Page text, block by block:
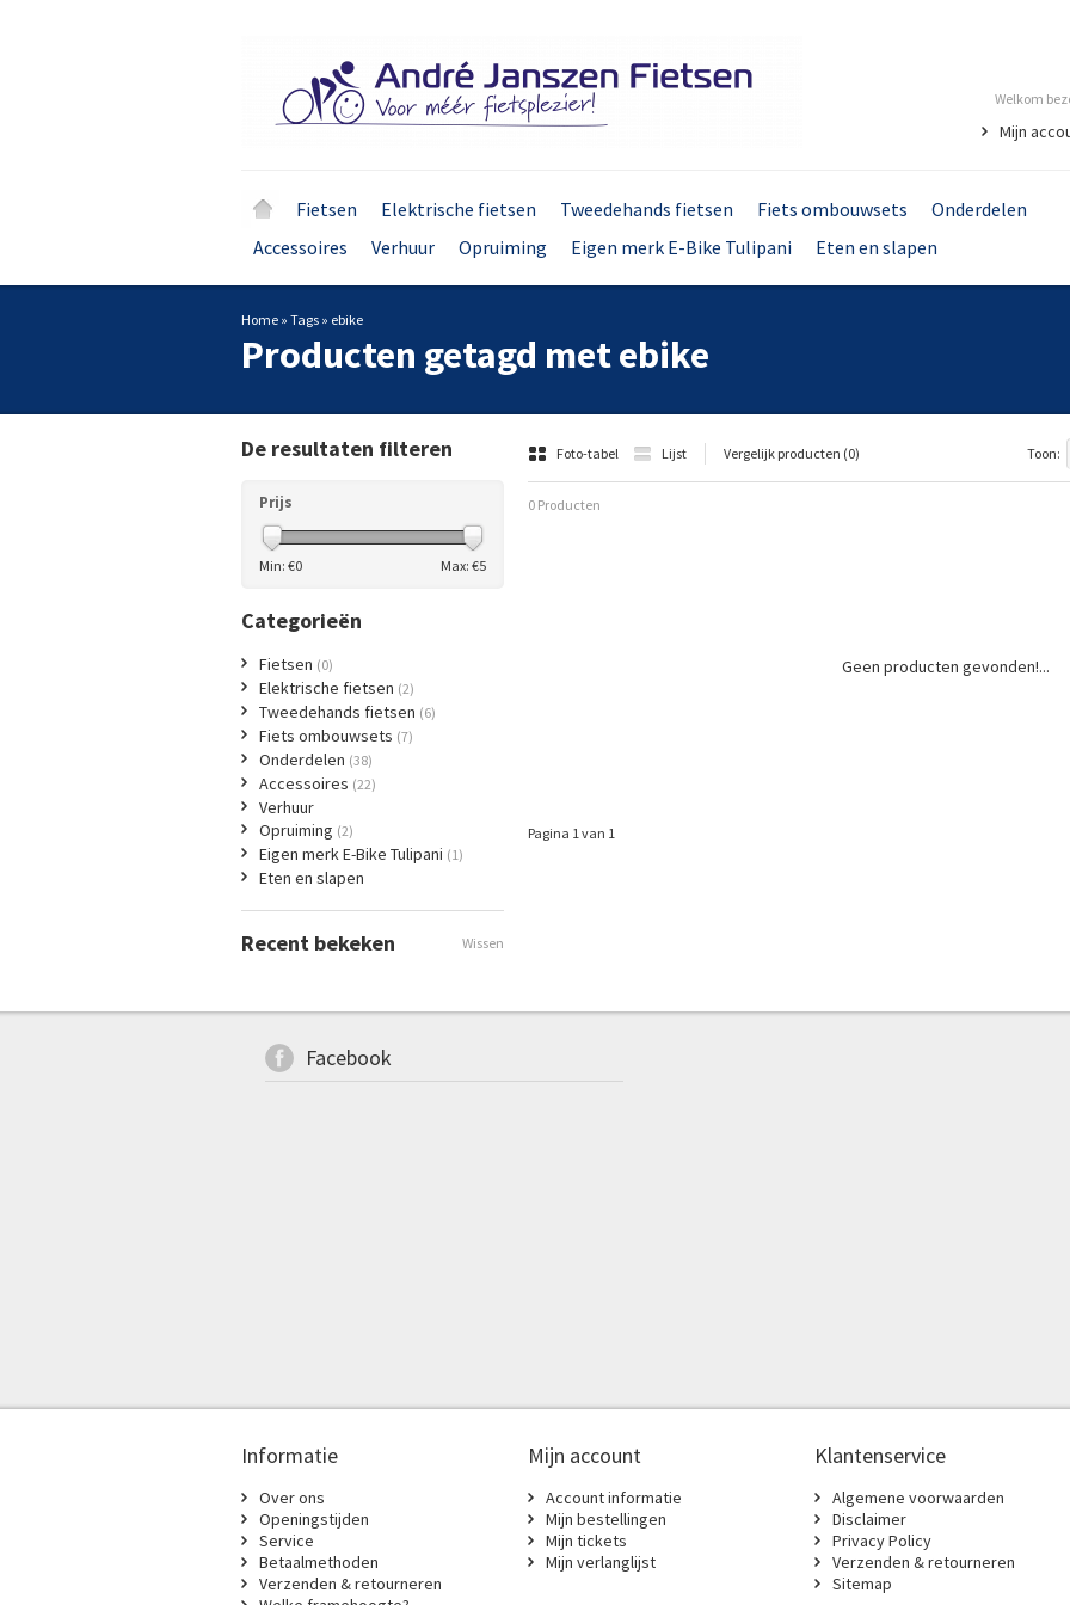
Welkom
Mijn
Fietsen Elektrische fietsen Tweedehands fietsen Fiets ombouwsets
Onderdelen
Accessoires
Verhuur Opruiming Eigen merk E-Bike Tulipani Eten en slapen
Home » Tags » ebike
Producten getagd met ebike
Foto-tabel Lijst Vergelijk producten (0) Toon:
0 Producten
Geen producten gevonden!...
Pagina 1 van 1
De resultaten filteren
Prijs
Min: €0 Max: €5
Categorieën
Fietsen (0)
Elektrische fietsen (2)
Tweedehands fietsen (6)
Fiets ombouwsets (7)
Onderdelen (38)
Accessoires (22)
Verhuur
Opruiming (2)
Eigen merk E-Bike Tulipani (1)
Eten en slapen
Recent bekeken Wissen
Facebook
Informatie
Over ons
Openingstijden
Service
Betaalmethoden
Verzenden & retourneren
Mijn account
Account informatie
Mijn bestellingen
Mijn tickets
Mijn verlanglijst
Klantenservice
Algemene voorwaarden
Disclaimer
Privacy Policy
Verzenden & retourneren
Sitemap